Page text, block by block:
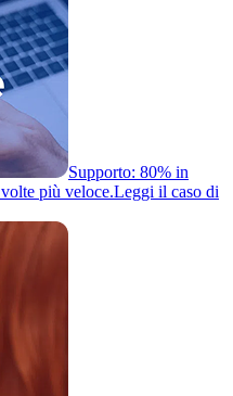
Supporto: 80% in
più veloce.Leggi il caso di